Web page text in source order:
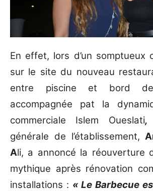
En effet, lors d’un somptueux
sur le site du nouveau
entre piscine et bord
accompagnée pat la
commerciale Islem Oueslati,
générale de l’établissement,
Ali, a annoncé la réouverture
mythique après rénovation
installations : « Le Barbecue